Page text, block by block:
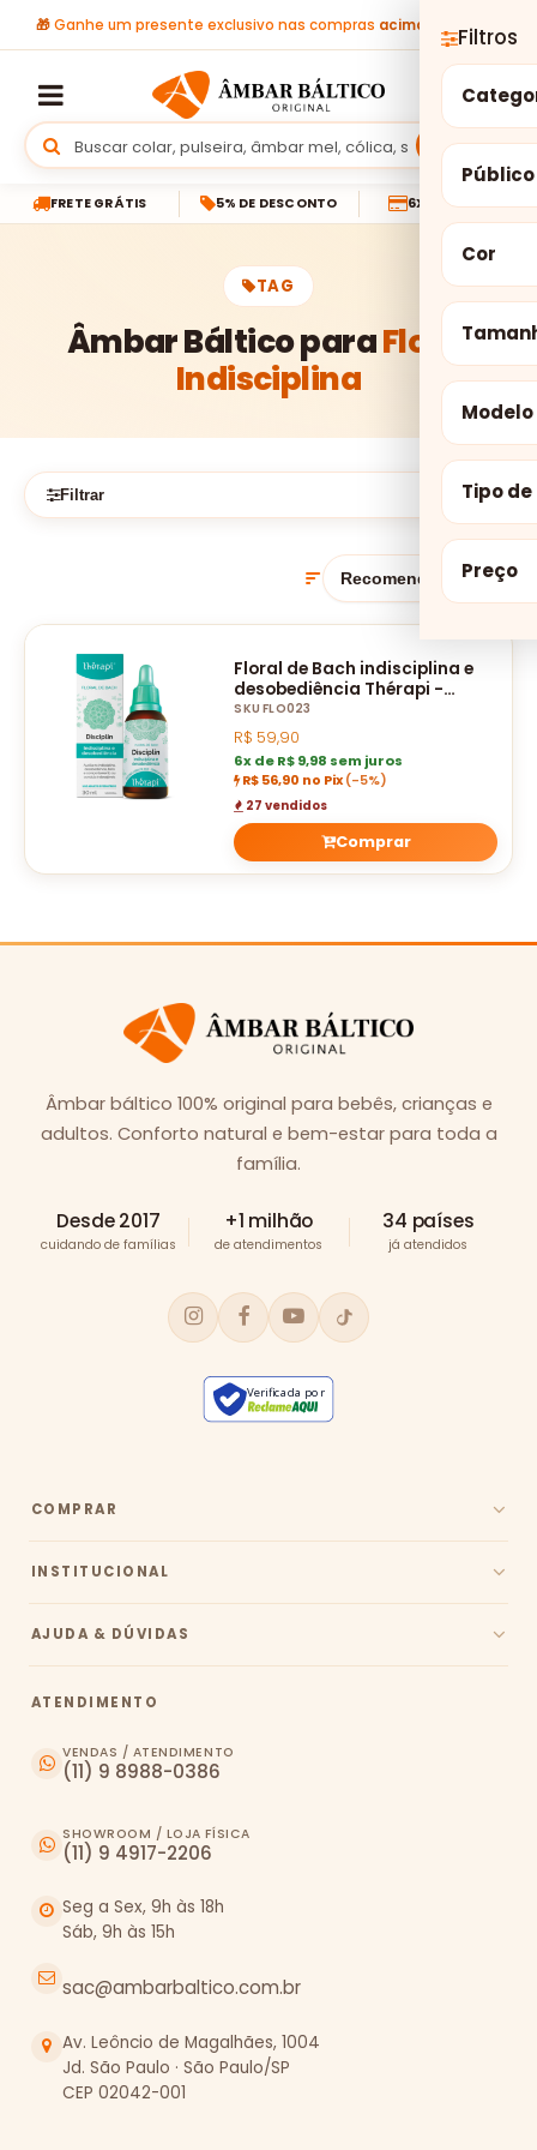
🎁Ganhe um presente exclusivo nas compras acima de R$ 299
Buscar
FRETE GRÁTIS 5% DE DESCONTO 6X SEM JUROS
TAG
Âmbar Báltico paraFloral
Indisciplina
Filtrar
Filtros
Público
Cor
Modelo
Tipo
Preço
Floral de Bach indisciplina e
desobediência Thérapi -
Disciplin 30 ML
SKU FLO023
R$ 59,90
6x de R$ 9,98 sem juros
R$ 56,90 no Pix (-5%)
27 vendidos
Comprar
Âmbar báltico 100% original para bebês, crianças e
adultos. Conforto natural e bem-estar para toda a
família.
Desde 2017
cuidando de famílias
+1 milhão
de atendimentos
34 países
já atendidos
Verificada por
COMPRAR
INSTITUCIONAL
AJUDA & DÚVIDAS
ATENDIMENTO
VENDAS / ATENDIMENTO
(11) 9 8988-0386
SHOWROOM / LOJA FÍSICA
(11) 9 4917-2206
Seg a Sex, 9h às 18h
Sáb, 9h às 15h
sac@ambarbaltico.com.br
Av. Leôncio de Magalhães, 1004
Jd. São Paulo · São Paulo/SP
CEP 02042-001